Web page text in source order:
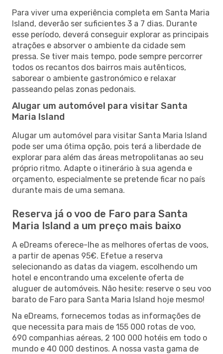
Para viver uma experiência completa em Santa Maria
Island, deverão ser suficientes 3 a 7 dias. Durante
esse período, deverá conseguir explorar as principais
atrações e absorver o ambiente da cidade sem
pressa. Se tiver mais tempo, pode sempre percorrer
todos os recantos dos bairros mais autênticos,
saborear o ambiente gastronómico e relaxar
passeando pelas zonas pedonais.
Alugar um automóvel para visitar Santa
Maria Island
Alugar um automóvel para visitar Santa Maria Island
pode ser uma ótima opção, pois terá a liberdade de
explorar para além das áreas metropolitanas ao seu
próprio ritmo. Adapte o itinerário à sua agenda e
orçamento, especialmente se pretende ficar no país
durante mais de uma semana.
Reserva já o voo de Faro para Santa
Maria Island a um preço mais baixo
A eDreams oferece-lhe as melhores ofertas de voos,
a partir de apenas 95€. Efetue a reserva
selecionando as datas da viagem, escolhendo um
hotel e encontrando uma excelente oferta de
aluguer de automóveis. Não hesite: reserve o seu voo
barato de Faro para Santa Maria Island hoje mesmo!
Na eDreams, fornecemos todas as informações de
que necessita para mais de 155 000 rotas de voo,
690 companhias aéreas, 2 100 000 hotéis em todo o
mundo e 40 000 destinos. A nossa vasta gama de